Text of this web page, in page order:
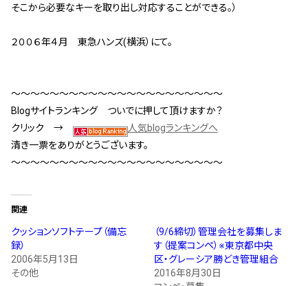
そこから必要なキーを取り出し対応することができる。）
２００６年４月 東急ハンズ(横浜）にて。
～～～～～～～～～～～～～～～～～～～～～～
Blogサイトランキング ついでに押して頂けますか？
クリック →
人気blogランキングへ
清き一票をありがとうございます。
～～～～～～～～～～～～～～～～～～～～～～
関連
クッションソフトテープ（備忘
録）
2006年5月13日
その他
（9/6締切）管理会社を募集しま
す（提案コンペ）※東京都中央
区・グレーシア勝どき管理組合
2016年8月30日
代表挨拶 »
経営理念 »
スタッフ紹介 »
よくあるご質問